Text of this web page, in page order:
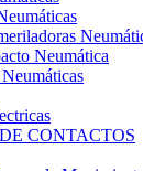
Neumática
CONTACTOS